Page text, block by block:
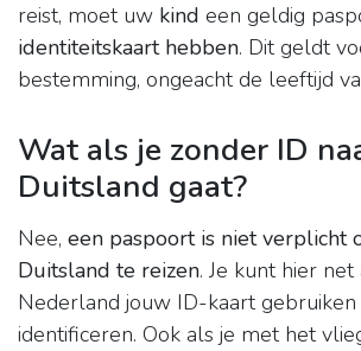
reist, moet uw kind een geldig
identiteitskaart hebben. Dit geldt
bestemming, ongeacht de leeftijd
Wat als je zonder ID
Duitsland gaat?
Nee, een paspoort is niet verplicht
Duitsland te reizen. Je kunt hier net
Nederland jouw ID-kaart
identificeren. Ook als je met het